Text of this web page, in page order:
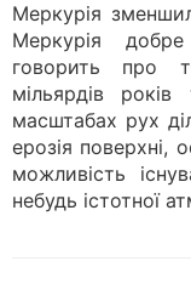
Меркурія
Меркурія
говорить про
мільярдів
масштабах рух
ерозія поверхні,
можливість
небудь істотної